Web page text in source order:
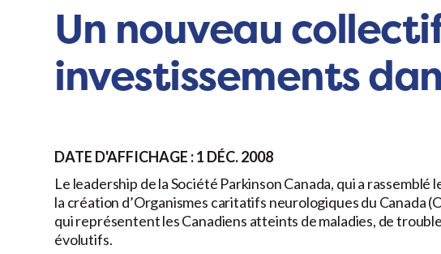
Un nouveau
investissements
DATE D'AFFICHAGE : 1 DÉC. 2008
Le leadership de la Société Parkinson Canada, qui a
la création d’Organismes caritatifs neurologiques du Canada
qui représentent les Canadiens atteints de maladies, de
évolutifs.